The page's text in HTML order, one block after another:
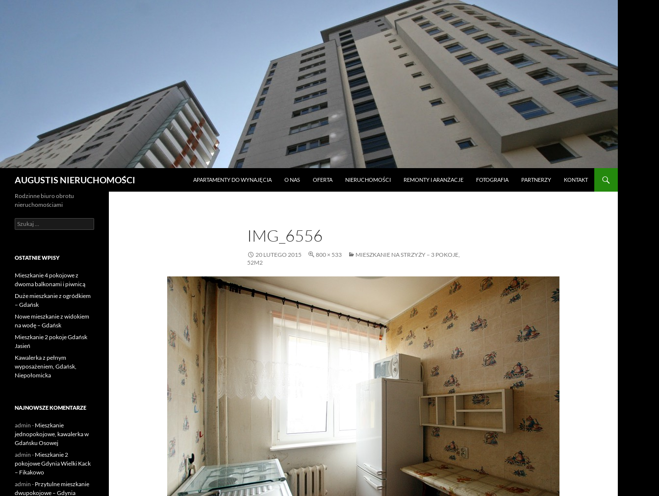
AUGUSTIS NIERUCHOMOŚCI
APARTAMENTY DO WYNAJĘCIA
O NAS OFERTA NIERUCHOMOŚCI REMONTY I ARANŻACJE FOTOGRAFIA PARTNERZY KONTAKT
IMG_6556
20 LUTEGO 2015 800 × 533
MIESZKANIE NA STRZYŻY – 3 POKOJE,
52M2
Rodzinne biuro obrotu
nieruchomościami
Szukaj:
OSTATNIE WPISY
Mieszkanie 4 pokojowe z
dwoma balkonami i piwnicą
Duże mieszkanie z ogródkiem
– Gdańsk
Nowe mieszkanie z widokiem
na wodę – Gdańsk
Mieszkanie 2 pokoje Gdańsk
Jasień
Kawalerka z pełnym
wyposażeniem, Gdańsk,
Niepołomicka
NAJNOWSZE KOMENTARZE
admin - Mieszkanie
jednopokojowe, kawalerka w
Gdańsku Osowej
admin - Mieszkanie 2
pokojowe Gdynia Wielki Kack
– Fikakowo
admin - Przytulne mieszkanie
dwupokojowe – Gdynia